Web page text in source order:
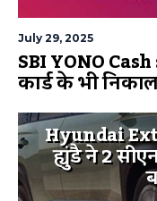
July 29, 2025
SBI YONO
कार्ड के भी
Hyundai
ह्युंडै ने 2